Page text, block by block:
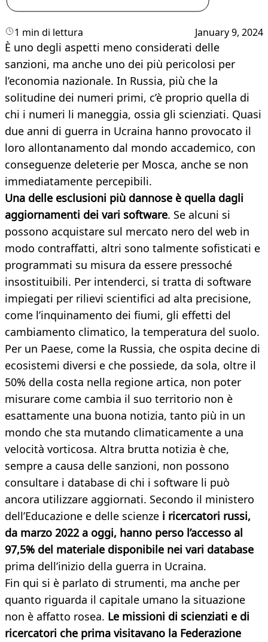
1 min di lettura January 9, 2024
È uno degli aspetti meno considerati delle
sanzioni, ma anche uno dei più pericolosi per
l’economia nazionale. In Russia, più che la
solitudine dei numeri primi, c’è proprio quella di
chi i numeri li maneggia, ossia gli scienziati. Quasi
due anni di guerra in Ucraina hanno provocato il
loro allontanamento dal mondo accademico, con
conseguenze deleterie per Mosca, anche se non
immediatamente percepibili.
Una delle esclusioni più dannose è quella dagli
aggiornamenti dei vari software. Se alcuni si
possono acquistare sul mercato nero del web in
modo contraffatti, altri sono talmente sofisticati e
programmati su misura da essere pressoché
insostituibili. Per intenderci, si tratta di software
impiegati per rilievi scientifici ad alta precisione,
come l’inquinamento dei fiumi, gli effetti del
cambiamento climatico, la temperatura del suolo.
Per un Paese, come la Russia, che ospita decine di
ecosistemi diversi e che possiede, da sola, oltre il
50% della costa nella regione artica, non poter
misurare come cambia il suo territorio non è
esattamente una buona notizia, tanto più in un
mondo che sta mutando climaticamente a una
velocità vorticosa. Altra brutta notizia è che,
sempre a causa delle sanzioni, non possono
consultare i database di chi i software li può
ancora utilizzare aggiornati. Secondo il ministero
dell’Educazione e delle scienze i ricercatori russi,
da marzo 2022 a oggi, hanno perso l’accesso al
97,5% del materiale disponibile nei vari database
prima dell’inizio della guerra in Ucraina.
Fin qui si è parlato di strumenti, ma anche per
quanto riguarda il capitale umano la situazione
non è affatto rosea. Le missioni di scienziati e di
ricercatori che prima visitavano la Federazione